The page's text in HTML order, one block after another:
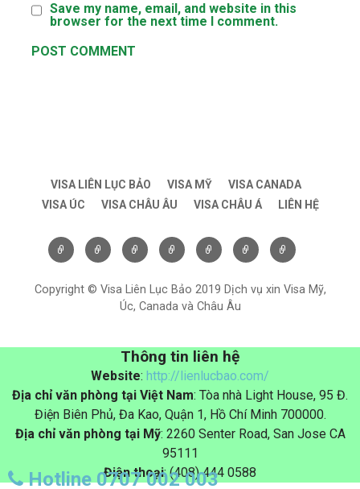
Save my name, email, and website in this
browser for the next time I comment.
VISA LIÊN LỤC BẢO VISA MỸ
VISA CANADA
VISA ÚC
VISA CHÂU ÂU VISA CHÂU Á LIÊN HỆ
Copyright © Visa Liên Lục Bảo 2019 Dịch vụ xin Visa Mỹ,
Úc, Canada và Châu Âu
Thông tin liên hệ
Website: http://lienlucbao.com/
Địa chỉ văn phòng tại Việt Nam: Tòa nhà Light House, 95 Đ.
Điện Biên Phủ, Đa Kao, Quận 1, Hồ Chí Minh 700000.
Địa chỉ văn phòng tại Mỹ: 2260 Senter Road, San Jose CA
95111
Điện thoại: (408) 444 0588
Hotline 0707 002 003